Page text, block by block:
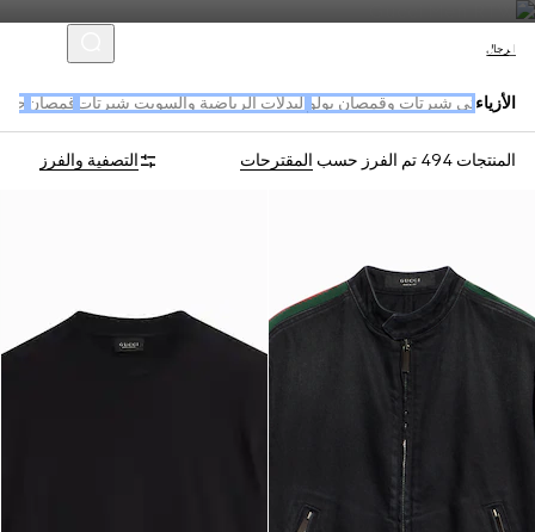
الرجال
الأزياء تي شيرتات وقمصان بولو البدلات الرياضية والسويت شيرتات قمصان
المنتجات 494 تم الفرز حسب المقترحات التصفية والفرز